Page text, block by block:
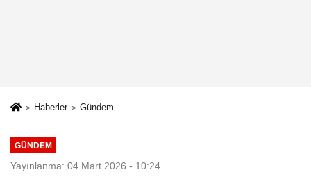
Haberler Gündem
GÜNDEM
Yayınlanma: 04 Mart 2026 - 10:24